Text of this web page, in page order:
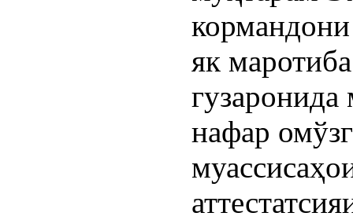
як
нафар